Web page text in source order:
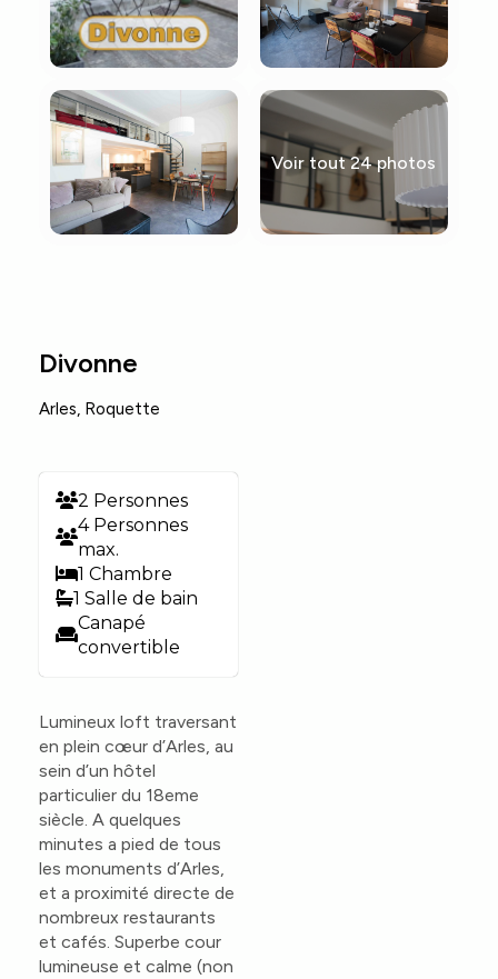
Voir tout 24 photos
Divonne
Arles, Roquette
2 Personnes
4 Personnes
max.
1 Chambre
1 Salle de bain
Canapé
convertible
Lumineux loft traversant
en plein cœur d’Arles, au
sein d’un hôtel
particulier du 18eme
siècle. A quelques
minutes a pied de tous
les monuments d’Arles,
et a proximité directe de
nombreux restaurants
et cafés. Superbe cour
lumineuse et calme (non